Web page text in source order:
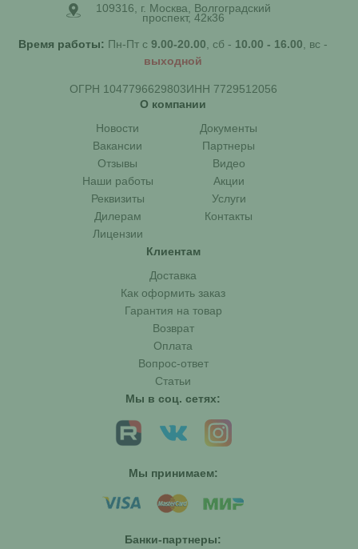
109316, г. Москва, Волгоградский
проспект, 42к36
Время работы: Пн-Пт с 9.00-20.00 , сб - 10.00 - 16.00 , вс -
выходной
ОГРН 1047796629803ИНН 7729512056
О компании
Новости
Документы
Вакансии
Партнеры
Отзывы
Видео
Наши работы
Акции
Реквизиты
Услуги
Дилерам
Контакты
Лицензии
Клиентам
Доставка
Как оформить заказ
Гарантия на товар
Возврат
Оплата
Вопрос-ответ
Статьи
Мы в соц. сетях:
Мы принимаем:
Банки-партнеры: